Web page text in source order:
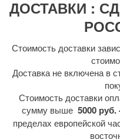
ДОСТАВКИ :
Стоимость доставки
Доставка не включена в
Стоимость доставки
сумму выше 5000
пределах европейской